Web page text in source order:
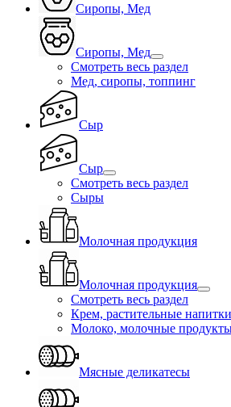
Сиропы, Мед
Сиропы, Мед
Смотреть весь раздел
Мед, сиропы, топпинг
Сыр
Сыр
Смотреть весь раздел
Сыры
Молочная продукция
Молочная продукция
Смотреть весь раздел
Крем, растительные напитки
Молоко, молочные
Мясные деликатесы